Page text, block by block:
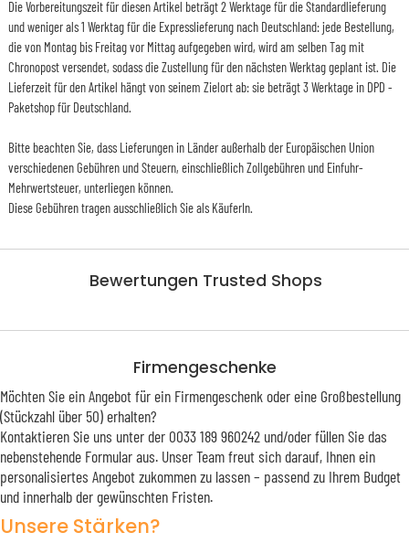
Bewertungen Trusted Shops
Die Vorbereitungszeit für diesen Artikel beträgt 2 Werktage für die Standardlieferung
und weniger als 1 Werktag für die Expresslieferung nach Deutschland: jede Bestellung,
die von Montag bis Freitag vor Mittag aufgegeben wird, wird am selben Tag mit
Chronopost versendet, sodass die Zustellung für den nächsten Werktag geplant ist. Die
Lieferzeit für den Artikel hängt von seinem Zielort ab: sie beträgt 3 Werktage in DPD -
Paketshop für Deutschland.
Bitte beachten Sie, dass Lieferungen in Länder außerhalb der Europäischen Union
verschiedenen Gebühren und Steuern, einschließlich Zollgebühren und Einfuhr-
Mehrwertsteuer, unterliegen können.
Diese Gebühren tragen ausschließlich Sie als KäuferIn.
Firmengeschenke
Möchten Sie ein Angebot für ein Firmengeschenk oder eine Großbestellung
(Stückzahl über 50) erhalten?
Kontaktieren Sie uns unter der 0033 189 960242 und/oder füllen Sie das
nebenstehende Formular aus. Unser Team freut sich darauf, Ihnen ein
personalisiertes Angebot zukommen zu lassen – passend zu Ihrem Budget
und innerhalb der gewünschten Fristen.
Unsere Stärken?